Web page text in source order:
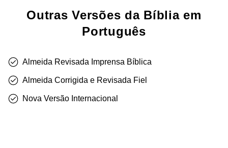
Outras Versões da Bíblia em
Português
Almeida Revisada Imprensa Bíblica
Almeida Corrigida e Revisada Fiel
Nova Versão Internacional